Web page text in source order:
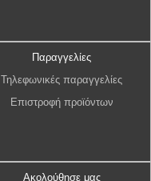
Παραγγελίες
Τηλεφωνικές παραγγελίες
Επιστροφή προϊόντων
Ακολούθησε μας